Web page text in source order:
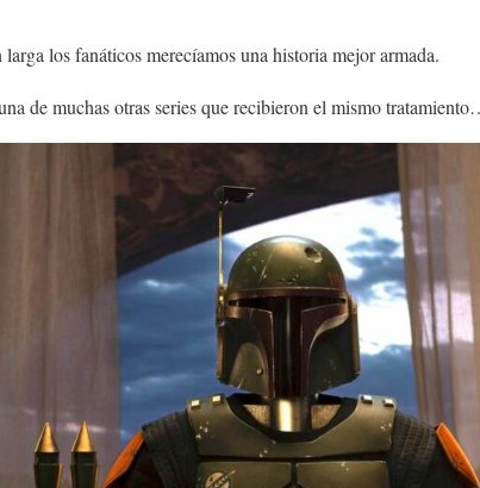
larga los fanáticos merecíamos una historia mejor armada.
de muchas otras series que recibieron el mismo